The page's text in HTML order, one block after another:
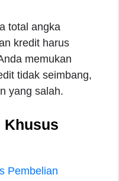
total angka
kredit harus
memukan
tidak seimbang,
yang salah.
Khusus